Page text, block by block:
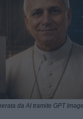
da AI tramite GPT